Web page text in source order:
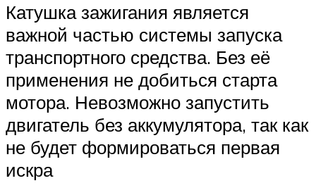
Катушка зажигания является
важной частью системы запуска
транспортного средства. Без её
применения не добиться старта
мотора. Невозможно запустить
двигатель без аккумулятора, так как
не будет формироваться первая
искра